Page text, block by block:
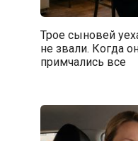
Трое сыновей
не звали. Когда
примчались все